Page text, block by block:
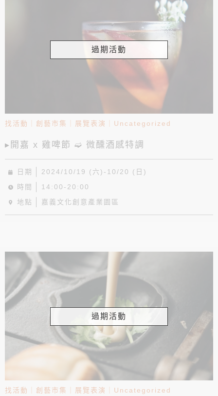
過期活動
找活動 創藝市集 展覽表演 Uncategorized
▸開嘉 x 雞啤節 ➫ 微醺酒感特調
日期
2024/10/19 (六)-10/20 (日)
時間
14:00-20:00
地點
嘉義文化創意產業園區
過期活動
找活動 創藝市集 展覽表演 Uncategorized